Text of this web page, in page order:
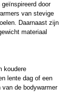
door
van stevige
Daarnaast zijn
materiaal
koudere
lente dag of een
de bodywarmer